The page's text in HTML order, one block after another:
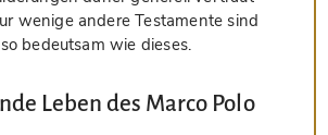
wenige andere Testamente sind
bedeutsam wie dieses.
Leben des Marco Polo